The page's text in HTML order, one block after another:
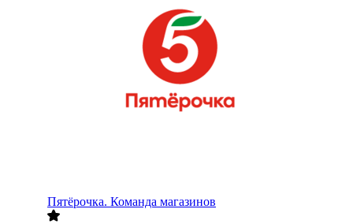
Пятёрочка. Команда магазинов